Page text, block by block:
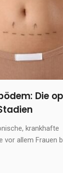
Die
krankhafte
vor allem Frauen